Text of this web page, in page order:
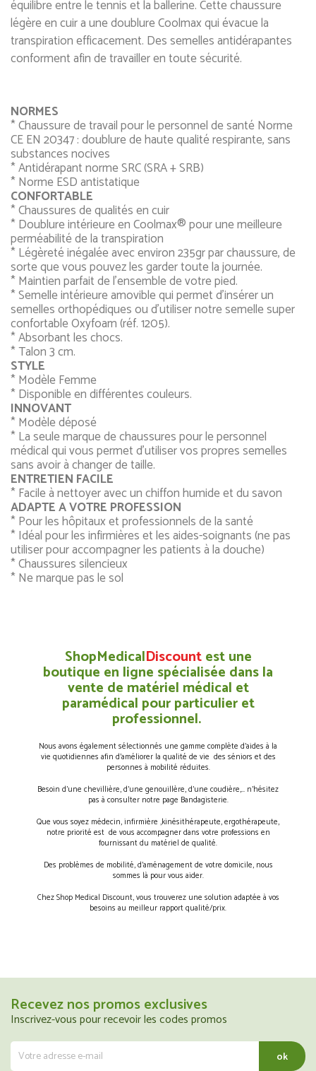
équilibre entre le tennis et la ballerine. Cette chaussure
légère en cuir a une doublure Coolmax qui évacue la
transpiration efficacement. Des semelles antidérapantes
conforment afin de travailler en toute sécurité.
NORMES
* Chaussure de travail pour le personnel de santé Norme
CE EN 20347 : doublure de haute qualité respirante, sans
substances nocives
* Antidérapant norme SRC (SRA + SRB)
* Norme ESD antistatique
CONFORTABLE
* Chaussures de qualités en cuir
* Doublure intérieure en Coolmax® pour une meilleure
perméabilité de la transpiration
* Légèreté inégalée avec environ 235gr par chaussure, de
sorte que vous pouvez les garder toute la journée.
* Maintien parfait de l'ensemble de votre pied.
* Semelle intérieure amovible qui permet d'insérer un
semelles orthopédiques ou d'utiliser notre semelle super
confortable Oxyfoam (réf. 1205).
* Absorbant les chocs.
* Talon 3 cm.
STYLE
* Modèle Femme
* Disponible en différentes couleurs.
INNOVANT
* Modèle déposé
* La seule marque de chaussures pour le personnel
médical qui vous permet d'utiliser vos propres semelles
sans avoir à changer de taille.
ENTRETIEN FACILE
* Facile à nettoyer avec un chiffon humide et du savon
ADAPTE A VOTRE PROFESSION
* Pour les hôpitaux et professionnels de la santé
* Idéal pour les infirmières et les aides-soignants (ne pas
utiliser pour accompagner les patients à la douche)
* Chaussures silencieux
* Ne marque pas le sol
ShopMedicalDiscountest une
boutique en ligne spécialisée dans la
vente de matériel médical et
paramédical pour particulier et
professionnel.
Nous avons également sélectionnés une gamme complète d’aides à la
vie quotidiennes afin d’améliorer la qualité de vie des séniors et des
personnes à mobilité réduites.
Besoin d’une chevillière, d’une genouillère, d’une coudière,… n’hésitez
pas à consulter notre page Bandagisterie.
Que vous soyez médecin, infirmière ,kinésithérapeute, ergothérapeute,
notre priorité est de vous accompagner dans votre professions en
fournissant du matériel de qualité.
Des problèmes de mobilité, d’aménagement de votre domicile, nous
sommes là pour vous aider.
Chez Shop Medical Discount, vous trouverez une solution adaptée à vos
besoins au meilleur rapport qualité/prix.
Recevez nos promos exclusives
Inscrivez-vous pour recevoir les codes promos